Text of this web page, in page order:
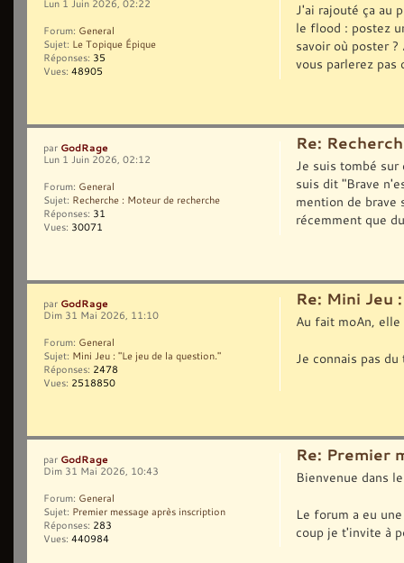
J'ai rajouté ça au
le flood : postez
savoir où poster
vous parlerez pas
Lun 1 Juin 2026, 02:22
Forum: General
Sujet: Le Topique Épique
Réponses: 35
Vues: 48905
Re:
Je suis tombé
suis dit "Brave
mention de brave
récemment que
par GodRage
Lun 1 Juin 2026, 02:12
Forum: General
Sujet: Recherche : Moteur de recherche
Réponses: 31
Vues: 30071
Re: Mini Jeu
Au fait moAn, elle
Je connais pas
par GodRage
Dim 31 Mai 2026, 11:10
Forum: General
Sujet: Mini Jeu : "Le jeu de la question."
Réponses: 2478
Vues: 2518850
Re: Premier
Bienvenue dans
Le forum a eu
coup je t'invite à
par GodRage
Dim 31 Mai 2026, 10:43
Forum: General
Sujet: Premier message après inscription
Réponses: 283
Vues: 440984